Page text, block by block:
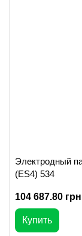
Электродный
(ES4) 534
104 687.80 грн
Купить